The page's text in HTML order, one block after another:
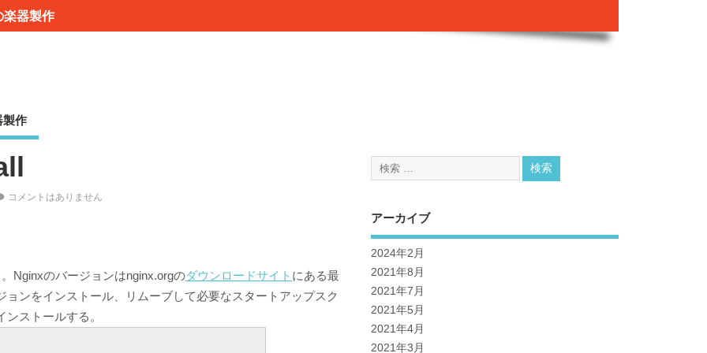
楽器製作
製作
コメントはありません
Nginxのバージョンはnginx.orgのダウンロードサイト にある最
ンをインストール、リムーブして必要なスタートアップスク
ストールする。
アーカイブ
2024年2月
2021年8月
2021年7月
2021年5月
2021年4月
2021年3月